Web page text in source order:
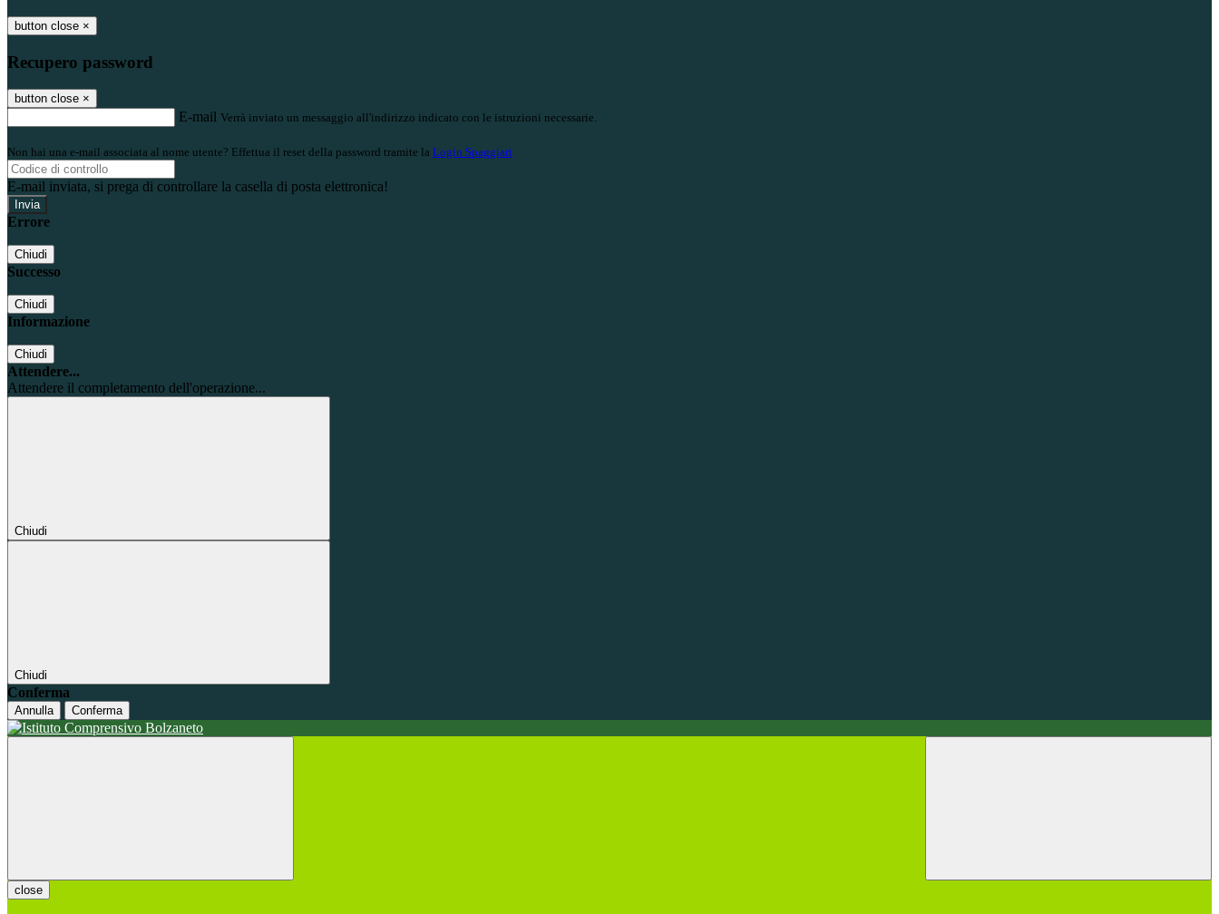
button close ×
Recupero password
button close ×
E-mail Verrà inviato un messaggio all'indirizzo indicato con le istruzioni necessarie.
Non hai una e-mail associata al nome utente? Effettua il reset della password tramite la Login Spaggiari
E-mail inviata, si prega di controllare la casella di posta elettronica!
Errore
Chiudi
Successo
Chiudi
Informazione
Chiudi
Attendere...
Attendere il completamento dell'operazione...
Chiudi
Chiudi
Conferma
Annulla Conferma
close